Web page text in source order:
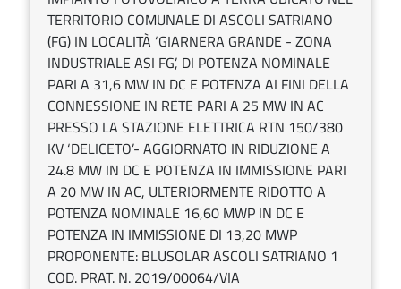
TERRITORIO COMUNALE DI ASCOLI SATRIANO
(FG) IN LOCALITÀ ‘GIARNERA GRANDE - ZONA
INDUSTRIALE ASI FG’, DI POTENZA NOMINALE
PARI A 31,6 MW IN DC E POTENZA AI FINI DELLA
CONNESSIONE IN RETE PARI A 25 MW IN AC
PRESSO LA STAZIONE ELETTRICA RTN 150/380
KV ‘DELICETO’- AGGIORNATO IN RIDUZIONE A
24.8 MW IN DC E POTENZA IN IMMISSIONE PARI
A 20 MW IN AC, ULTERIORMENTE RIDOTTO A
POTENZA NOMINALE 16,60 MWP IN DC E
POTENZA IN IMMISSIONE DI 13,20 MWP
PROPONENTE: BLUSOLAR ASCOLI SATRIANO 1
COD. PRAT. N. 2019/00064/VIA